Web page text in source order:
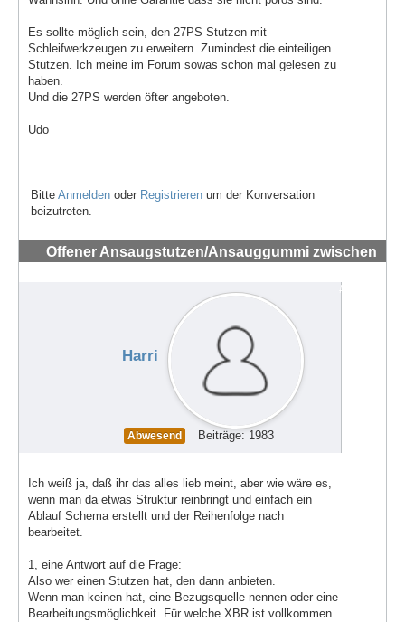
Es sollte möglich sein, den 27PS Stutzen mit
Schleifwerkzeugen zu erweitern. Zumindest die einteiligen
Stutzen. Ich meine im Forum sowas schon mal gelesen zu
haben.
Und die 27PS werden öfter angeboten.
Udo
Bitte Anmelden oder Registrieren um der Konversation
beizutreten.
Offener Ansaugstutzen/Ansauggummi zwischen
#72239
Harri
Abwesend Beiträge: 1983
Ich weiß ja, daß ihr das alles lieb meint, aber wie wäre es,
wenn man da etwas Struktur reinbringt und einfach ein
Ablauf Schema erstellt und der Reihenfolge nach
bearbeitet.
1, eine Antwort auf die Frage:
Also wer einen Stutzen hat, den dann anbieten.
Wenn man keinen hat, eine Bezugsquelle nennen oder eine
Bearbeitungsmöglichkeit. Für welche XBR ist vollkommen